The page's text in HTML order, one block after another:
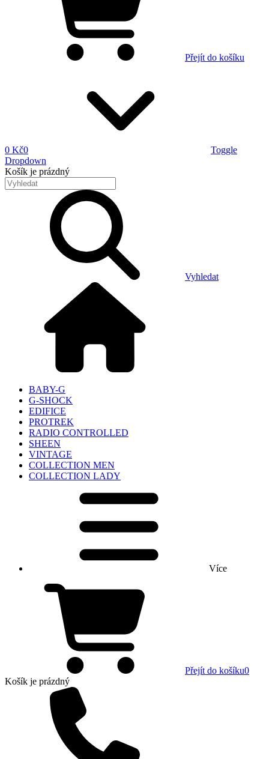
Přejít do košíku
0 Kč0
Toggle
Dropdown
Košík je prázdný
Vyhledat
BABY-G
G-SHOCK
EDIFICE
PROTREK
RADIO CONTROLLED
SHEEN
VINTAGE
COLLECTION MEN
COLLECTION LADY
Více
Přejít do košíku0
Košík je prázdný